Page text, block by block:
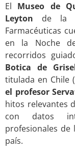
El Museo de
Leyton de la
Farmacéuticas
en la Noche
recorridos
Botica de
titulada en Chile
el profesor
hitos relevantes
con datos
profesionales
país.